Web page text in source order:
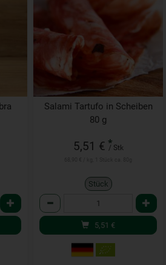
Salami Tartufo in Scheiben
80 g
5,51 € *
/ Stk
Stück
Anzahl
5,51 €